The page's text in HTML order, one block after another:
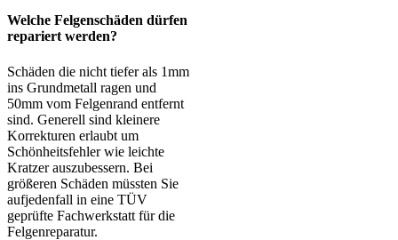
Welche Felgenschäden dürfen
repariert werden?
Schäden die nicht tiefer als 1mm
ins Grundmetall ragen und
50mm vom Felgenrand entfernt
sind. Generell sind kleinere
Korrekturen erlaubt um
Schönheitsfehler wie leichte
Kratzer auszubessern. Bei
größeren Schäden müssten Sie
aufjedenfall in eine TÜV
geprüfte Fachwerkstatt für die
Felgenreparatur.